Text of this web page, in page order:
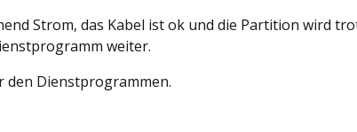
Strom, das Kabel ist ok und die Partition wird
weiter.
den Dienstprogrammen.